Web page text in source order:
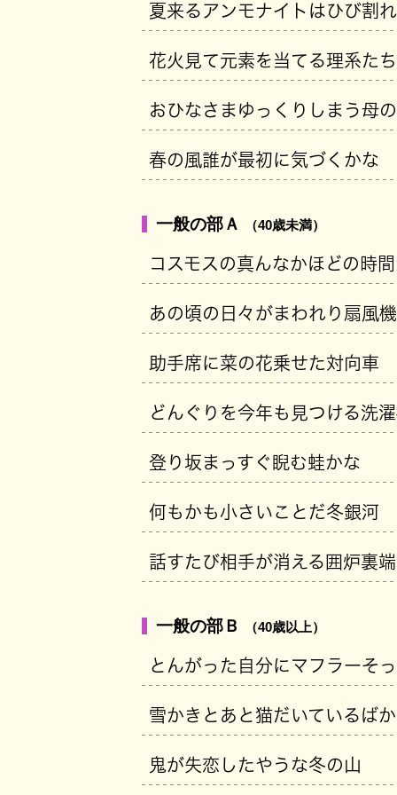
夏来るアンモナイトはひび割
花火見て元素を当てる理系たち
おひなさまゆっくりしまう母
春の風誰が最初に気づくかな
一般の部Ａ （40歳未満）
コスモスの真んなかほどの時
あの頃の日々がまわれり扇風機
助手席に菜の花乗せた対向車
どんぐりを今年も見つける洗
登り坂まっすぐ睨む蛙かな
何もかも小さいことだ冬銀河
話すたび相手が消える囲炉裏端
一般の部Ｂ （40歳以上）
とんがった自分にマフラーそっ
雪かきとあと猫だいているばか
鬼が失恋したやうな冬の山